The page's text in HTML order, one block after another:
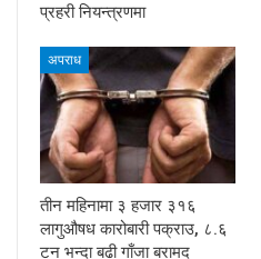
प्रहरी नियन्त्रणमा
अपराध
तीन महिनामा ३ हजार ३१६
लागुऔषध कारोबारी पक्राउ, ८.६
टन भन्दा बढी गाँजा बरामद